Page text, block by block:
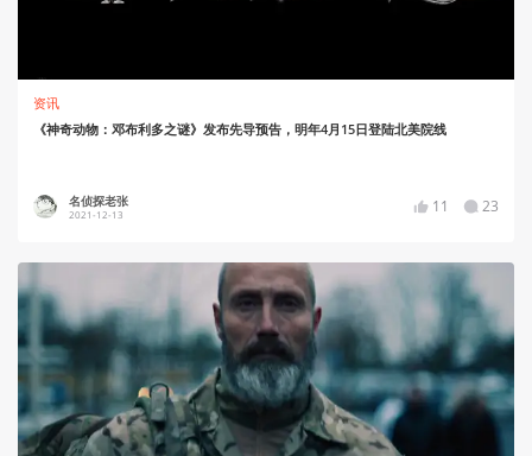
资讯
《神奇动物：邓布利多之谜》发布先导预告，明年4月15日登陆北美院线
名侦探老张
2021-12-13 11 23